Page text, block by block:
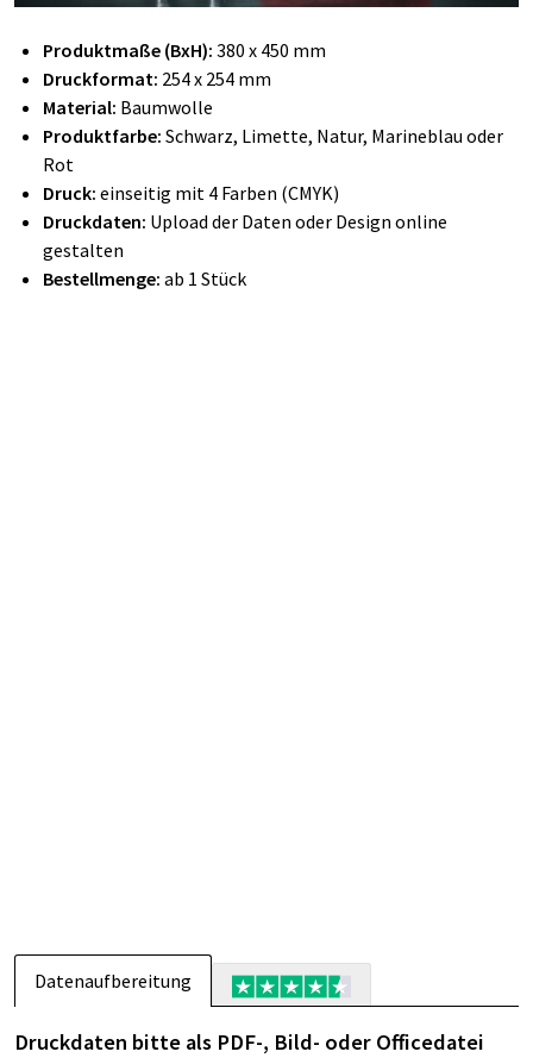
Produktmaße (BxH): 380 x 450 mm
Druckformat: 254 x 254 mm
Material: Baumwolle
Produktfarbe: Schwarz, Limette, Natur, Marineblau oder
Rot
Druck: einseitig mit 4 Farben (CMYK)
Druckdaten: Upload der Daten oder Design online
gestalten
Bestellmenge: ab 1 Stück
Datenaufbereitung
Druckdaten bitte als PDF-, Bild- oder Officedatei